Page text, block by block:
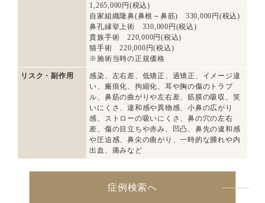
1,265,000円(税込)
自家組織隆鼻(鼻根～鼻筋) 330,000円(税込)
鼻孔縁挙上術 330,000円(税込)
貴族手術 220,000円(税込)
猫手術 220,000円(税込)
※施術当時の正規価格
リスク・副作用
感染、左右差、低矯正、過矯正、イメージ違
い、瘢痕化、拘縮化、耳や胸の傷のトラブ
ル、鼻筋の曲がりや左右差、筋膜の吸収、笑
いにくさ、違和感や異物感、小鼻の広がり
感、ストローの吸いにくさ、鼻の穴の左右
差、傷の目立ちや赤み、凹凸、鼻先の違和感
や圧迫感、鼻尖の曲がり、一時的な腫れや内
出血、痛みなど
症例検索へ